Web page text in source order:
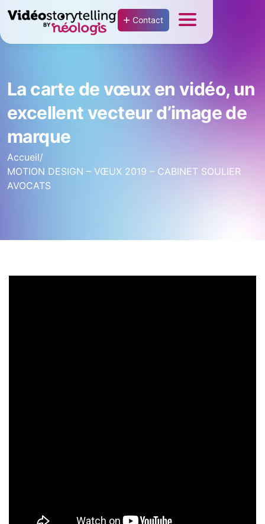
Contact
La carte de vœux en vidéo, un
excellent vecteur d’image de
marque
Accueil/
MOTION DESIGN – VŒUX 2019 – CABINET SOULIER
AVOCATS